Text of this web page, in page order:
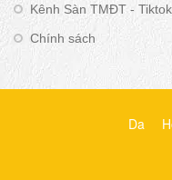
Kênh Sàn TMĐT - Tiktok
Chính sách
Da